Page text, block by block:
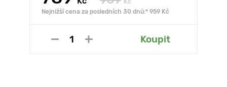
Kč
Nejnižší cena za posledních 30 dnů:* 959 Kč
Koupit